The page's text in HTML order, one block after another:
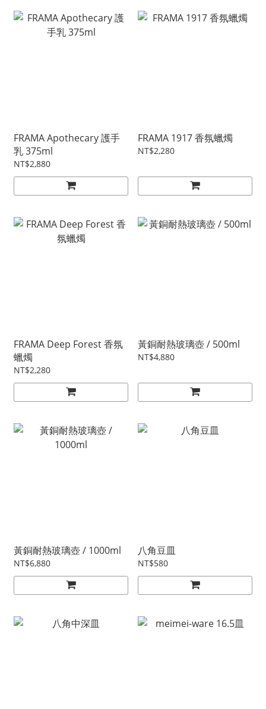
FRAMA Apothecary 護手
乳 375ml
NT$2,880
FRAMA 1917 香氛蠟燭
NT$2,280
FRAMA Deep Forest 香氛
蠟燭
NT$2,280
黃銅耐熱玻璃壺 / 500ml
NT$4,880
黃銅耐熱玻璃壺 / 1000ml
NT$6,880
八角豆皿
NT$580